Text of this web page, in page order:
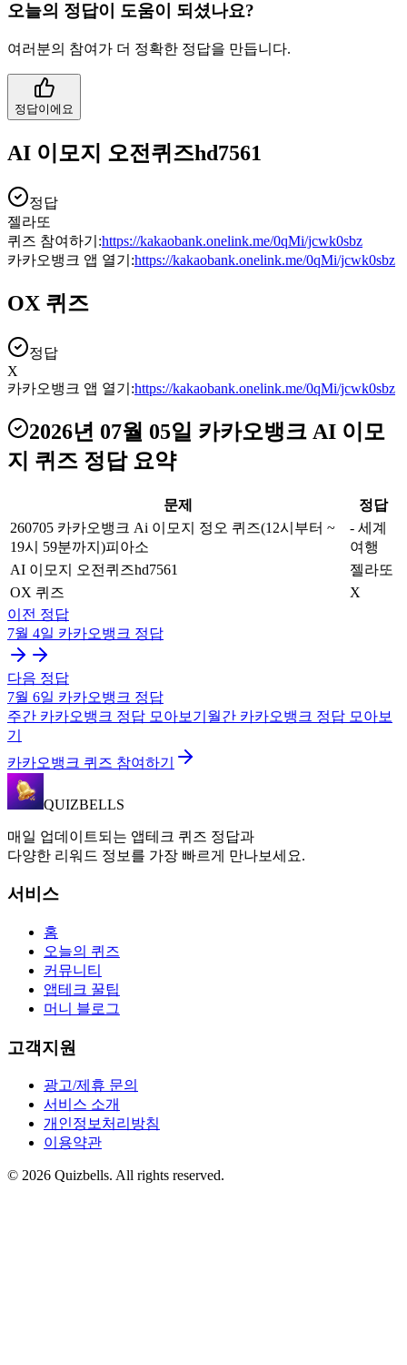
오늘의 정답이 도움이 되셨나요?
여러분의 참여가 더 정확한 정답을 만듭니다.
정답이에요
AI 이모지 오전퀴즈hd7561
정답
젤라또
퀴즈 참여하기:https://kakaobank.onelink.me/0qMi/jcwk0sbz
카카오뱅크 앱 열기:https://kakaobank.onelink.me/0qMi/jcwk0sbz
OX 퀴즈
정답
X
카카오뱅크 앱 열기:https://kakaobank.onelink.me/0qMi/jcwk0sbz
2026년 07월 05일 카카오뱅크 AI 이모
지 퀴즈 정답 요약
문제
정답
260705 카카오뱅크 Ai 이모지 정오 퀴즈(12시부터 ~
19시 59분까지)피아소
- 세계
여행
AI 이모지 오전퀴즈hd7561
젤라또
OX 퀴즈
X
이전 정답
7월 4일 카카오뱅크 정답
다음 정답
7월 6일 카카오뱅크 정답
주간 카카오뱅크 정답 모아보기 월간 카카오뱅크 정답 모아보
기
카카오뱅크 퀴즈 참여하기
QUIZBELLS
매일 업데이트되는 앱테크 퀴즈 정답과
다양한 리워드 정보를 가장 빠르게 만나보세요.
서비스
홈
오늘의 퀴즈
커뮤니티
앱테크 꿀팁
머니 블로그
고객지원
광고/제휴 문의
서비스 소개
개인정보처리방침
이용약관
© 2026 Quizbells. All rights reserved.